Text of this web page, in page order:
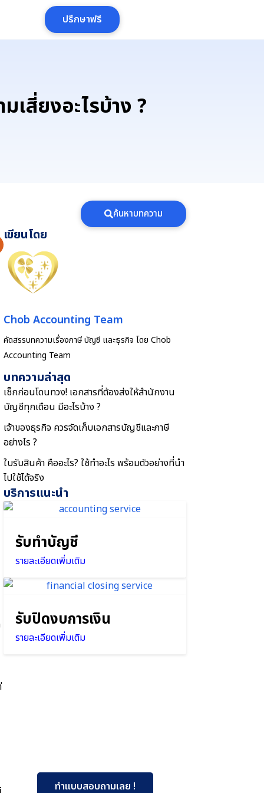
ปรึกษาฟรี
สี่ยงอะไรบ้าง ?
ค้นหาบทความ
เขียนโดย
Chob Accounting Team
คัดสรรบทความเรื่องภาษี บัญชี และธุรกิจ โดย Chob
Accounting Team
บทความล่าสุด
เช็กก่อนโดนทวง! เอกสารที่ต้องส่งให้สำนักงาน
บัญชีทุกเดือน มีอะไรบ้าง ?
เจ้าของธุรกิจ ควรจัดเก็บเอกสารบัญชีและภาษี
อย่างไร ?
ใบรับสินค้า คืออะไร? ใช้ทำอะไร พร้อมตัวอย่างที่นำ
ไปใช้ได้จริง
บริการแนะนำ
รับทำบัญชี
รายละเอียดเพิ่มเติม
รับปิดงบการเงิน
รายละเอียดเพิ่มเติม
ทำแบบสอบถามเลย !